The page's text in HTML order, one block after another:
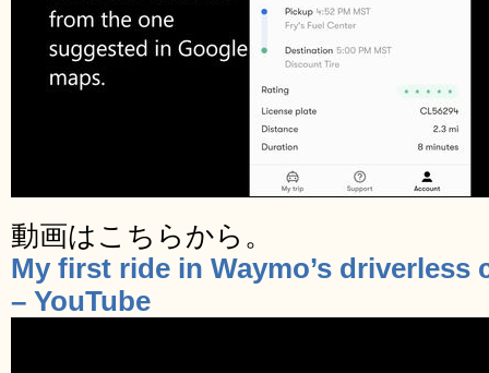
動画はこちらから。
My first ride in Waymo’s driverless
– YouTube